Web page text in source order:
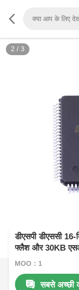
2 / 3
डीएसपी डीएससी
फ्लैश और 30KB
MOQ：1
सबसे अच्छी